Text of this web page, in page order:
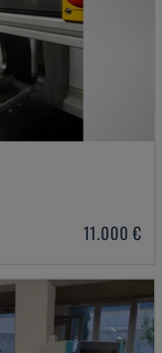
11.000 €